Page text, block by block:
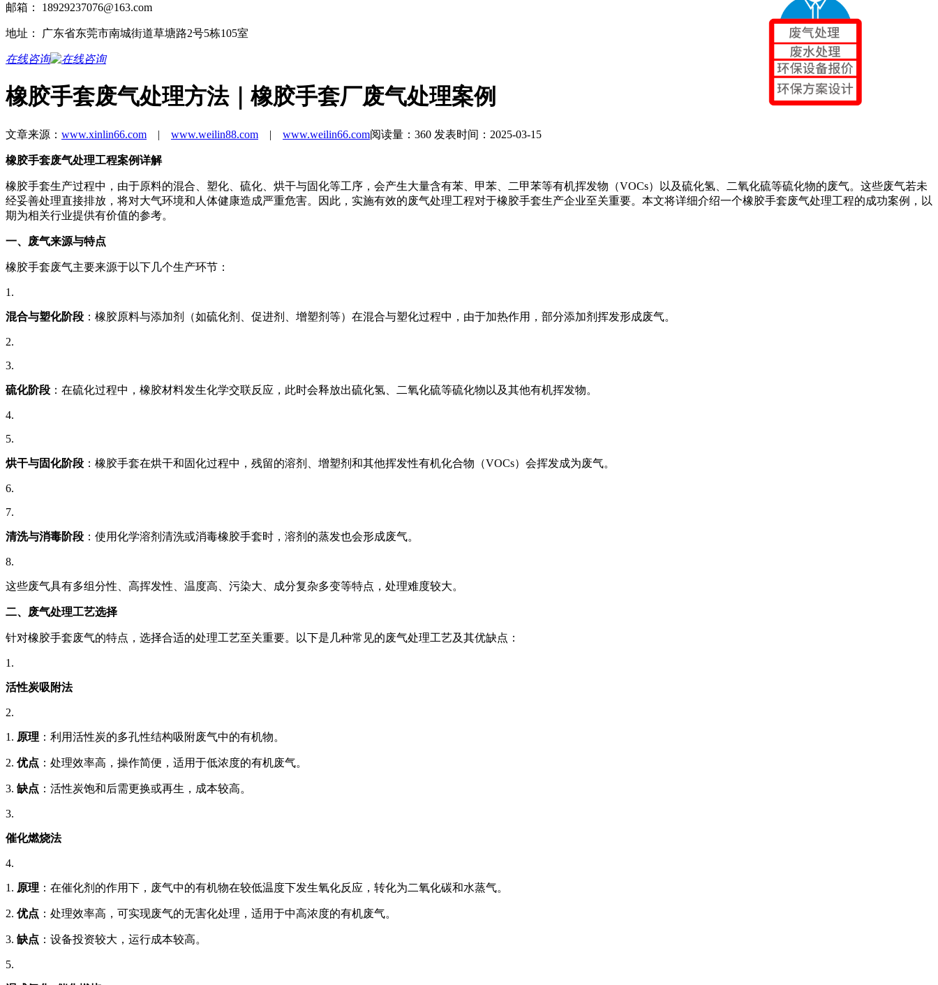
邮箱： 18929237076@163.com
地址： 广东省东莞市南城街道草塘路2号5栋105室
在线咨询
橡胶手套废气处理方法｜橡胶手套厂废气处理案例
文章来源： www.xinlin66.com | www.weilin88.com | www.weilin66.com阅读量： 360 发表时间：2025-03-15
橡胶手套废气处理工程案例详解
橡胶手套生产过程中，由于原料的混合、塑化、硫化、烘干与固化等工序，会产生大量含有苯、甲苯、二甲苯等有机挥发物（VOCs）以及硫化氢、二氧化硫等硫化物的废气。这些废气若未
经妥善处理直接排放，将对大气环境和人体健康造成严重危害。因此，实施有效的废气处理工程对于橡胶手套生产企业至关重要。本文将详细介绍一个橡胶手套废气处理工程的成功案例，以
期为相关行业提供有价值的参考。
一、废气来源与特点
橡胶手套废气主要来源于以下几个生产环节：
1.
混合与塑化阶段 ：橡胶原料与添加剂（如硫化剂、促进剂、增塑剂等）在混合与塑化过程中，由于加热作用，部分添加剂挥发形成废气。
2.
3.
硫化阶段 ：在硫化过程中，橡胶材料发生化学交联反应，此时会释放出硫化氢、二氧化硫等硫化物以及其他有机挥发物。
4.
5.
烘干与固化阶段 ：橡胶手套在烘干和固化过程中，残留的溶剂、增塑剂和其他挥发性有机化合物（VOCs）会挥发成为废气。
6.
7.
清洗与消毒阶段 ：使用化学溶剂清洗或消毒橡胶手套时，溶剂的蒸发也会形成废气。
8.
这些废气具有多组分性、高挥发性、温度高、污染大、成分复杂多变等特点，处理难度较大。
二、废气处理工艺选择
针对橡胶手套废气的特点，选择合适的处理工艺至关重要。以下是几种常见的废气处理工艺及其优缺点：
1.
活性炭吸附法
2.
1. 原理 ：利用活性炭的多孔性结构吸附废气中的有机物。
2. 优点 ：处理效率高，操作简便，适用于低浓度的有机废气。
3. 缺点 ：活性炭饱和后需更换或再生，成本较高。
3.
催化燃烧法
4.
1. 原理 ：在催化剂的作用下，废气中的有机物在较低温度下发生氧化反应，转化为二氧化碳和水蒸气。
2. 优点 ：处理效率高，可实现废气的无害化处理，适用于中高浓度的有机废气。
3. 缺点 ：设备投资较大，运行成本较高。
5.